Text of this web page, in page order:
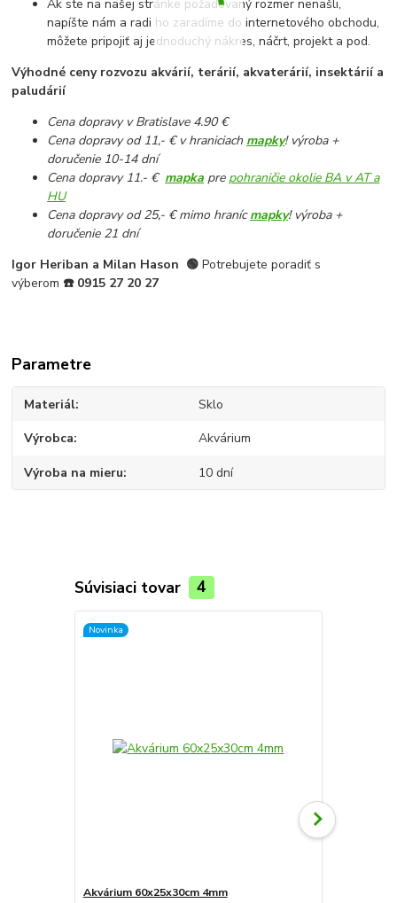
Ak ste na našej stránke požadovaný rozmer nenašli,
napíšte nám a radi ho zaradíme do internetového obchodu,
môžete pripojiť aj jednoduchý nákres, náčrt, projekt a pod.
Výhodné ceny rozvozu akvárií, terárií, akvaterárií, insektárií a
paludárií
Cena dopravy v Bratislave 4.90 €
Cena dopravy od 11,- € v hraniciach mapky! výroba +
doručenie 10-14 dní
Cena dopravy 11.- € mapka pre pohraničie okolie BA v AT a
HU
Cena dopravy od 25,- € mimo hranícmapky! výroba +
doručenie 21 dní
Igor Heriban a Milan Hason 🟢Potrebujete poradiť s
výberom ☎️ 0915 27 20 27
Parametre
Materiál Sklo
Výrobca Akvárium
Výroba na mieru 10 dní
Súvisiaci tovar 4
Novinka
Akvárium 60x25x30cm 4mm